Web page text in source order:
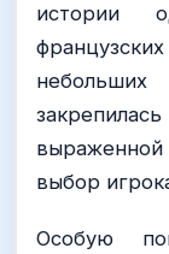
истории
выбор
Особую